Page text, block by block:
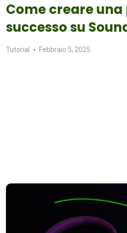
Come creare
successo su
Tutorial Febbraio 5, 2025